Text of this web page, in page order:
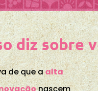
diz sobre
de que aalta